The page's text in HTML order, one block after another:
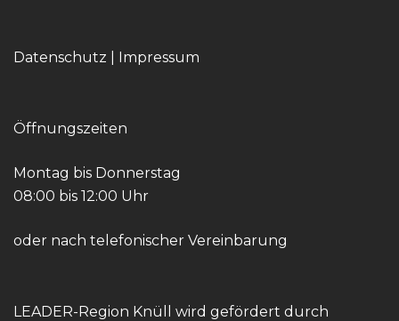
Datenschutz Impressum
Öffnungszeiten
Montag bis Donnerstag
08:00 bis 12:00 Uhr
oder nach telefonischer Vereinbarung
LEADER-Region Knüll wird gefördert durch